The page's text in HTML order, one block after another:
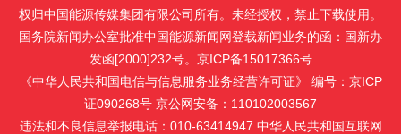
权归中国能源传媒集团有限公司所有。未经授权，禁止下载使用。
国务院新闻办公室批准中国能源新闻网登载新闻业务的函：国新办
发函[2000]232号。京ICP备15017366号
《中华人民共和国电信与信息服务业务经营许可证》 编号：京ICP
证090268号 京公网安备：110102003567
违法和不良信息举报电话：010-63414947 中华人民共和国互联网